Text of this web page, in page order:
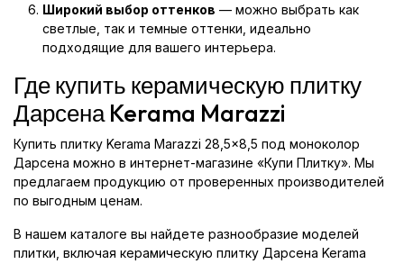
Широкий выбор оттенков — можно выбрать как
светлые, так и темные оттенки, идеально
подходящие для вашего интерьера.
Где купить керамическую плитку
Дарсена Kerama Marazzi
Купить плитку Kerama Marazzi 28,5x8,5 под моноколор
Дарсена можно в интернет-магазине «Купи Плитку». Мы
предлагаем продукцию от проверенных производителей
по выгодным ценам.
В нашем каталоге вы найдете разнообразие моделей
плитки, включая керамическую плитку Дарсена Kerama